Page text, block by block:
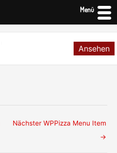
Nächster WPPizza Menu Item
→
Menü
Ansehen